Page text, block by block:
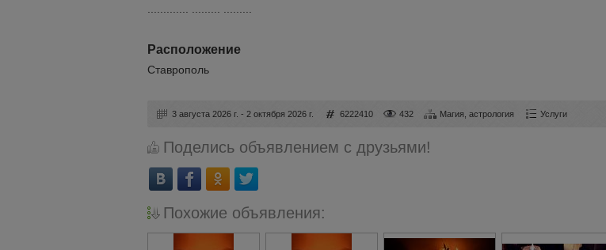
Расположение
Ставрополь
3 августа 2026 г. - 2 октября 2026 г. 6222410 432 Магия, астрология Услуги
Поделись объявлением с друзьями!
Похожие объявления: